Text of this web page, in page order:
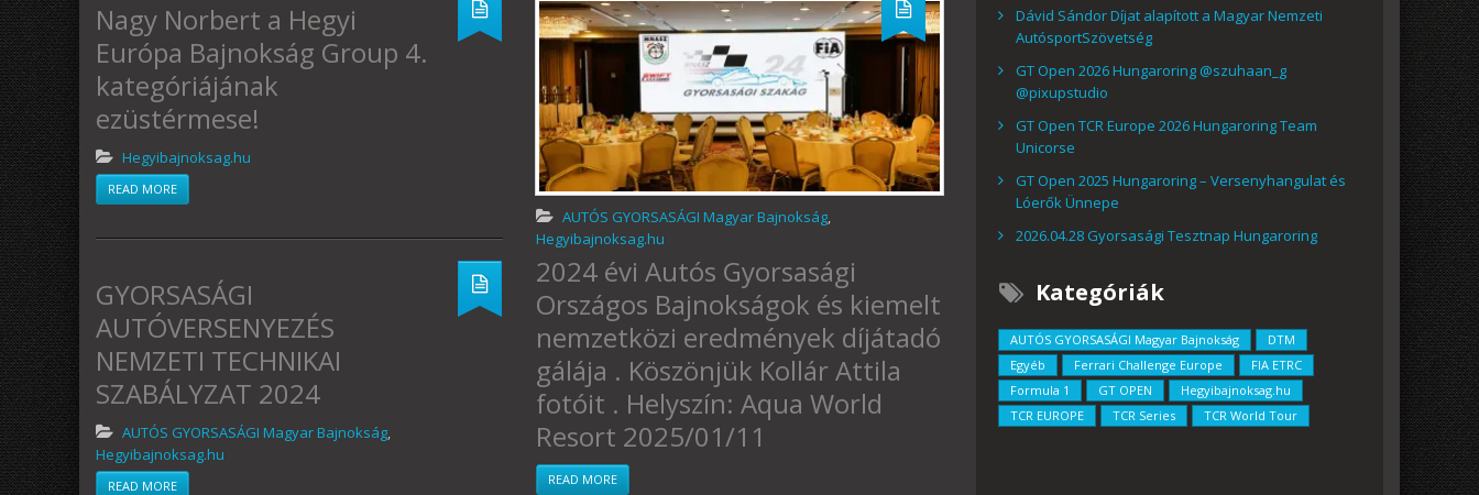
Nagy Norbert a Hegyi
Európa Bajnokság Group 4.
kategóriájának
ezüstérmese!
Hegyibajnoksag.hu
READ MORE
GYORSASÁGI
AUTÓVERSENYEZÉS
NEMZETI TECHNIKAI
SZABÁLYZAT 2024
AUTÓS GYORSASÁGI Magyar Bajnokság,
Hegyibajnoksag.hu
READ MORE
AUTÓS GYORSASÁGI Magyar Bajnokság,
Hegyibajnoksag.hu
2024 évi Autós Gyorsasági
Országos Bajnokságok és kiemelt
nemzetközi eredmények díjátadó
gálája . Köszönjük Kollár Attila
fotóit . Helyszín: Aqua World
Resort 2025/01/11
READ MORE
Dávid Sándor Díjat alapított a Magyar Nemzeti
AutósportSzövetség
GT Open 2026 Hungaroring @szuhaan_g
@pixupstudio
GT Open TCR Europe 2026 Hungaroring Team
Unicorse
GT Open 2025 Hungaroring – Versenyhangulat és
Lóerők Ünnepe
2026.04.28 Gyorsasági Tesztnap Hungaroring
Kategóriák
AUTÓS GYORSASÁGI Magyar Bajnokság
DTM
Egyéb
Ferrari Challenge Europe
FIA ETRC
Formula 1
GT OPEN
Hegyibajnoksag.hu
TCR EUROPE
TCR Series TCR World Tour